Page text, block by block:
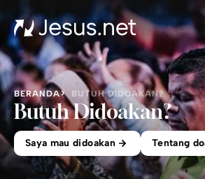
BERANDA BUTUH DIDOAKAN?
Butuh Didoakan?
Saya mau didoakan Tentang